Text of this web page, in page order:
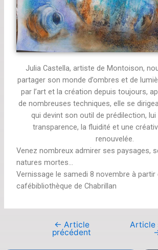
Julia Castella, artiste de Montoison,
partager son monde d’ombres et de
par l’art et la création depuis toujours,
de nombreuses techniques, elle se
qui devint son outil de prédilection,
transparence, la fluidité et une
renouvelée.
Venez nombreux admirer ses paysages,
natures mortes…
Vernissage le samedi 8 novembre à partir
cafébibliothèque de Chabrillan
← Article
précédent
Article